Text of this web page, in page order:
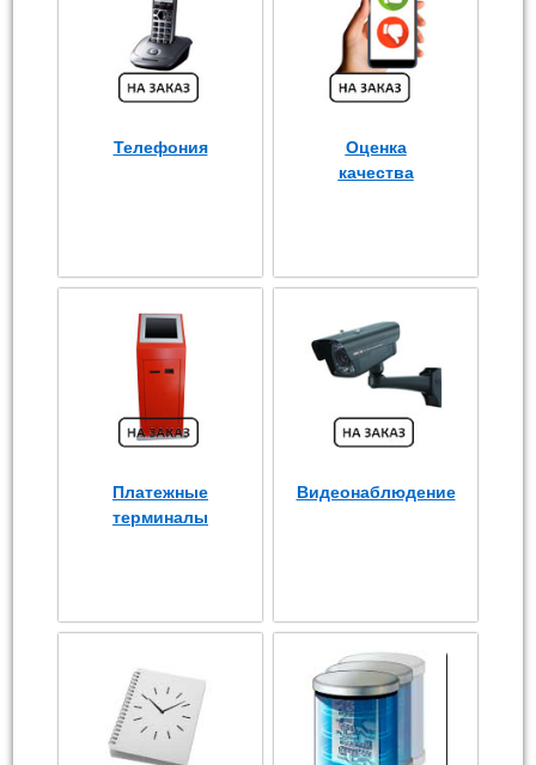
Телефония
Оценка
качества
Платежные
терминалы
Видеонаблюдение